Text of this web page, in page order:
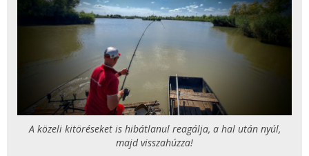
A közeli kitöréseket is hibátlanul reagálja, a hal után nyúl,
majd visszahúzza!